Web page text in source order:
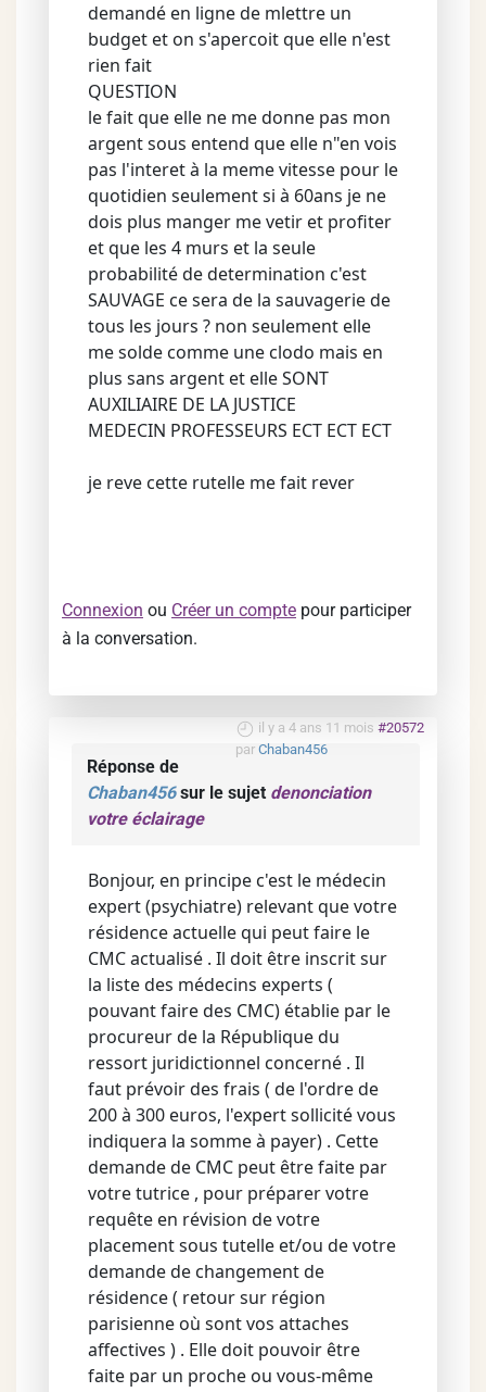
demandé en ligne de mlettre un
budget et on s'apercoit que elle n'est
rien fait
QUESTION
le fait que elle ne me donne pas mon
argent sous entend que elle n"en vois
pas l'interet à la meme vitesse pour le
quotidien seulement si à 60ans je ne
dois plus manger me vetir et profiter
et que les 4 murs et la seule
probabilité de determination c'est
SAUVAGE ce sera de la sauvagerie de
tous les jours ? non seulement elle
me solde comme une clodo mais en
plus sans argent et elle SONT
AUXILIAIRE DE LA JUSTICE
MEDECIN PROFESSEURS ECT ECT ECT
je reve cette rutelle me fait rever
Connexion ou Créer un compte pour participer
à la conversation.
il y a 4 ans 11 mois #20572
par Chaban456
Réponse de
Chaban456sur le sujet denonciation
votre éclairage
Bonjour, en principe c'est le médecin
expert (psychiatre) relevant que votre
résidence actuelle qui peut faire le
CMC actualisé . Il doit être inscrit sur
la liste des médecins experts (
pouvant faire des CMC) établie par le
procureur de la République du
ressort juridictionnel concerné . Il
faut prévoir des frais ( de l'ordre de
200 à 300 euros, l'expert sollicité vous
indiquera la somme à payer) . Cette
demande de CMC peut être faite par
votre tutrice , pour préparer votre
requête en révision de votre
placement sous tutelle et/ou de votre
demande de changement de
résidence ( retour sur région
parisienne où sont vos attaches
affectives ) . Elle doit pouvoir être
faite par un proche ou vous-même